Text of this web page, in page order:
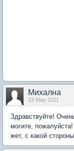
Михална
23 May 2011
Здравствуйте!
могите,
жет, с какой